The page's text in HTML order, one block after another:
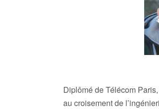
Diplômé de Télécom
au croisement de